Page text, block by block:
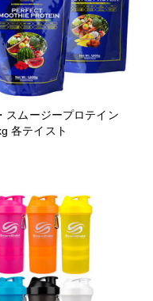
スムージープロテイン
各テイスト